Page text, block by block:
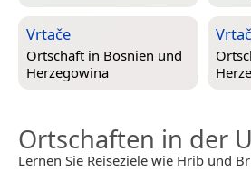
Vrtače
Ortschaft in Bosnien und
Herzegowina
Ortschaften in der
Lernen Sie Reiseziele wie Hrib und